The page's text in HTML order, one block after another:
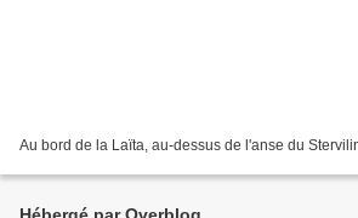
Au bord de la Laïta, au-dessus de l'anse du